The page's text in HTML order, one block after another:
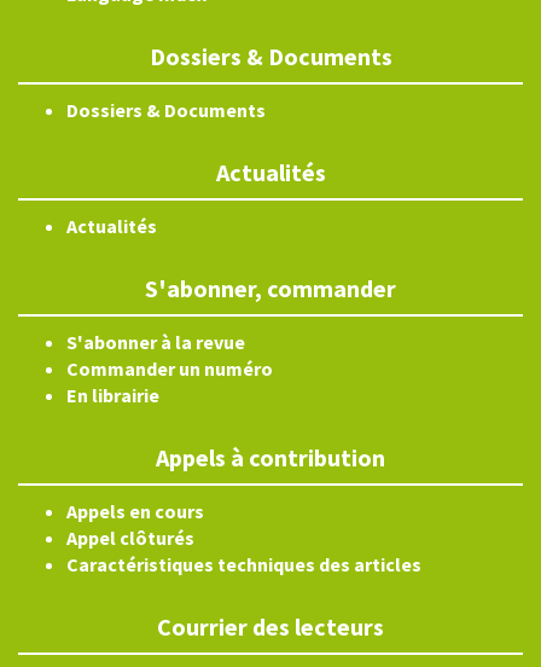
Dossiers & Documents
Dossiers & Documents
Actualités
Actualités
S'abonner, commander
S'abonner à la revue
Commander un numéro
En librairie
Appels à contribution
Appels en cours
Appel clôturés
Caractéristiques techniques des articles
Courrier des lecteurs